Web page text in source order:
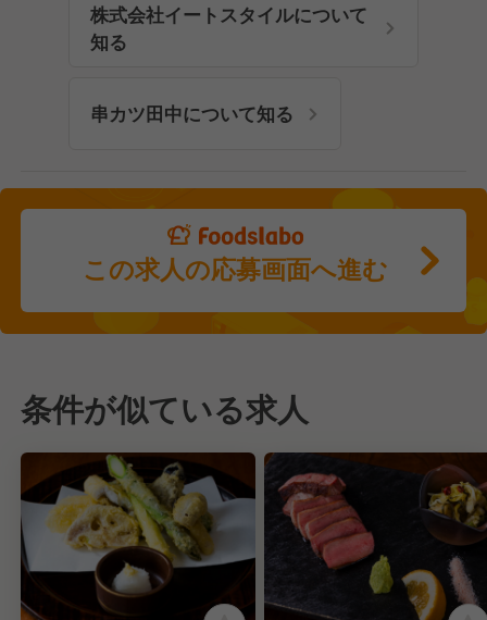
株式会社イートスタイルについて
知る
串カツ田中について知る
この求人の応募画面へ進む
条件が似ている求人